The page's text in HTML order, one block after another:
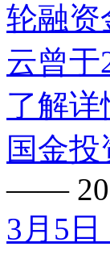
轮融资
云曾于
了解详
国金
——
3月5